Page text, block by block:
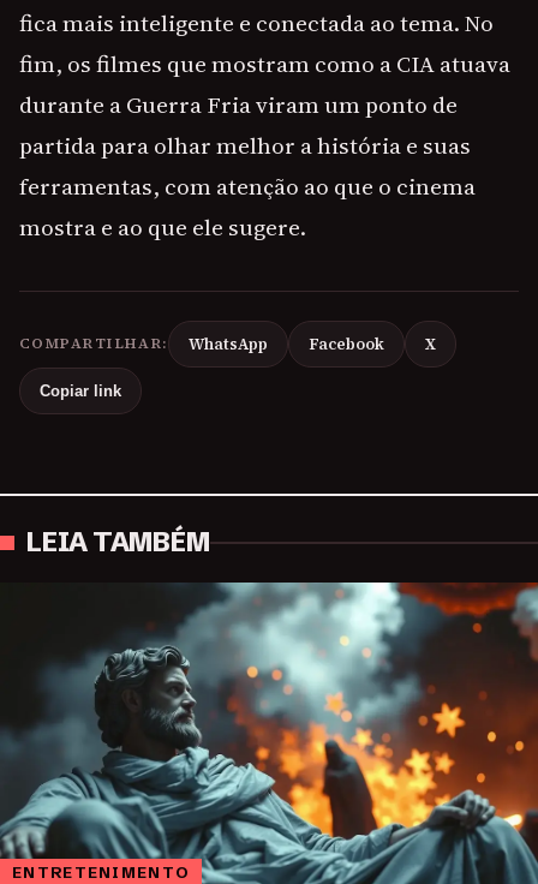
fica mais inteligente e conectada ao tema. No
fim, os filmes que mostram como a CIA atuava
durante a Guerra Fria viram um ponto de
partida para olhar melhor a história e suas
ferramentas, com atenção ao que o cinema
mostra e ao que ele sugere.
COMPARTILHAR: WhatsApp Facebook X
Copiar link
LEIA TAMBÉM
ENTRETENIMENTO